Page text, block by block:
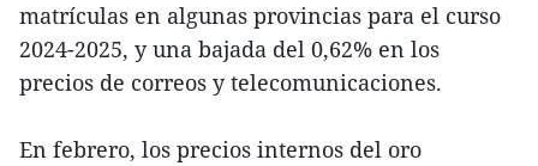
matrículas en algunas provincias para el curso
2024-2025, y una bajada del 0,62% en los
precios de correos y telecomunicaciones.
En febrero, los precios internos del oro